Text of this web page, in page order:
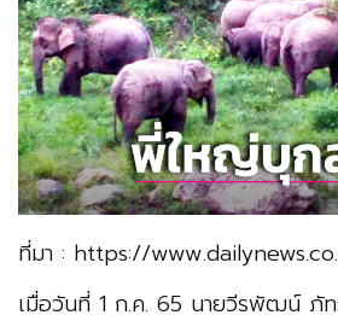
ที่มา : https://
เมื่อวันที่ 1 ก.ค. 65 นายวีรพัฒน์ ภั